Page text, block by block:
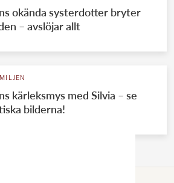
okända systerdotter bryter
– avslöjar allt
kärleksmys med Silvia – se
bilderna!